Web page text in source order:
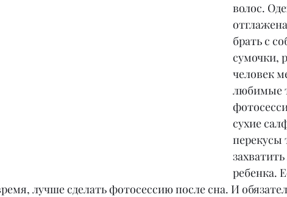
волос.
брать с
сумочки,
человек
любимые
сухие
перекусы
ребенка.
лучше сделать фотосессию после сна. И